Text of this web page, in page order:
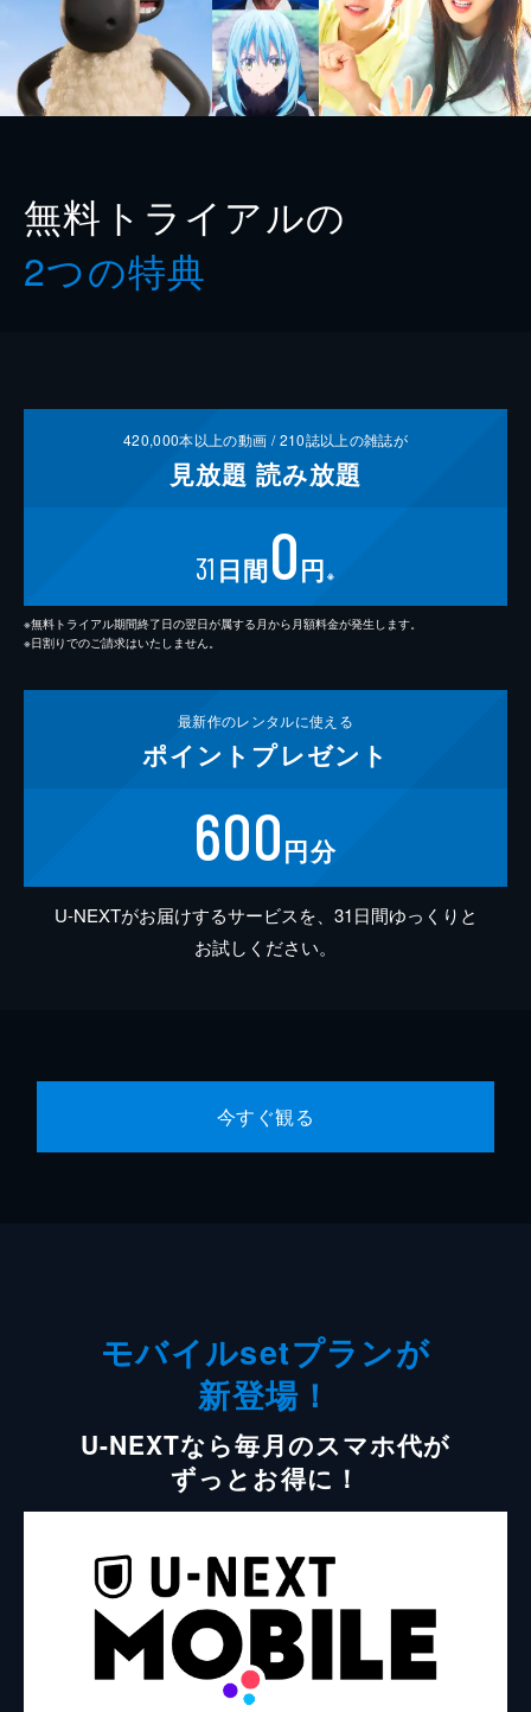
無料トライアルの
2つの特典
420,000本以上の動画 /210誌以上の雑誌が
見放題 読み放題
31 日間0円 ※
※無料トライアル期間終了日の翌日が属する月から月額料金が発生します。
※日割りでのご請求はいたしません。
最新作のレンタルに使える
ポイント プレゼント
600円分
U-NEXTがお届けするサービスを、31日間ゆっくりと
お試しください。
今すぐ観る
モバイルsetプランが
新登場！
U-NEXTなら毎月のスマホ代が
ずっとお得に！